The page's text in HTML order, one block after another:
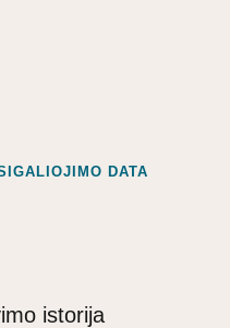
DATA
istorija